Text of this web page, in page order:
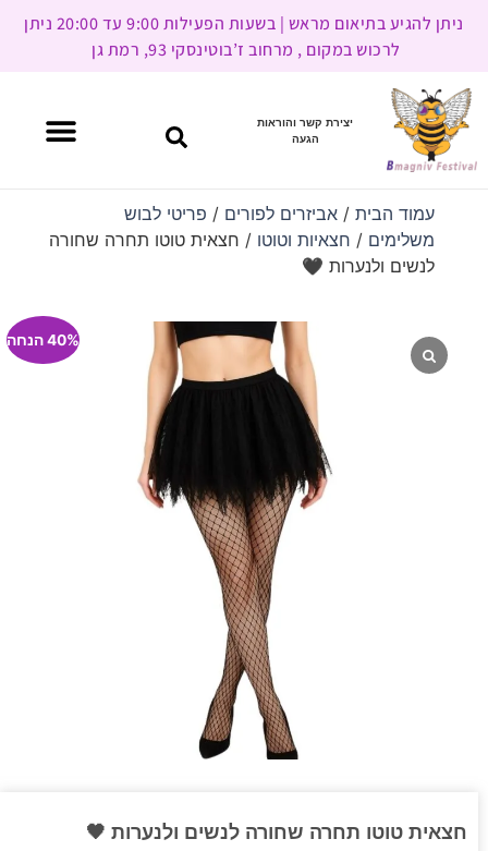
ניתן להגיע בתיאום מראש | בשעות הפעילות 9:00 עד 20:00 ניתן
לרכוש במקום , מרחוב ז’בוטינסקי 93, רמת גן
יצירת קשר והוראות
הגעה
עמוד הבית/ אביזרים לפורים / פריטי לבוש
משלימים / חצאיות וטוטו / חצאית טוטו תחרה שחורה
לנשים ולנערות 🖤
40% הנחה
חצאית טוטו תחרה שחורה לנשים ולנערות 🖤